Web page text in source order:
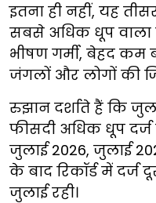
इतना ही नहीं, यह
सबसे अधिक धूप वाला
भीषण गर्मी, बेहद कम
जंगलों और लोगों की
रुझान दर्शाते हैं कि
फीसदी अधिक धूप
जुलाई 2026, जुलाई
के बाद रिकॉर्ड में
जुलाई रही।